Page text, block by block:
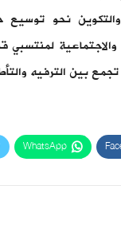
نحو توسيع
والاجتماعية
بين الترفيه
WhatsApp